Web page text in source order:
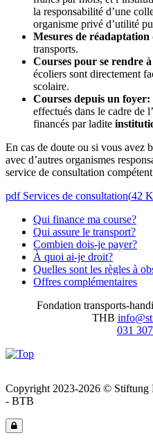
la responsabilité d’une
organisme privé d’utilité
Mesures de réadaptation
transports.
Courses pour se rendre à
écoliers sont directement
scolaire.
Courses depuis un foyer:
effectués dans le cadre de
financés par ladite
En cas de doute ou si vous avez
avec d’autres organismes
service de consultation
pdfServices de consultation(42
Qui finance ma course?
Qui assure le transport?
Combien dois-je payer?
À quoi ai-je droit?
Quelles sont les règles à
Offres complémentaires
Fondation transports-
THB
031
Copyright 2023-2026 © Stiftung
- BTB